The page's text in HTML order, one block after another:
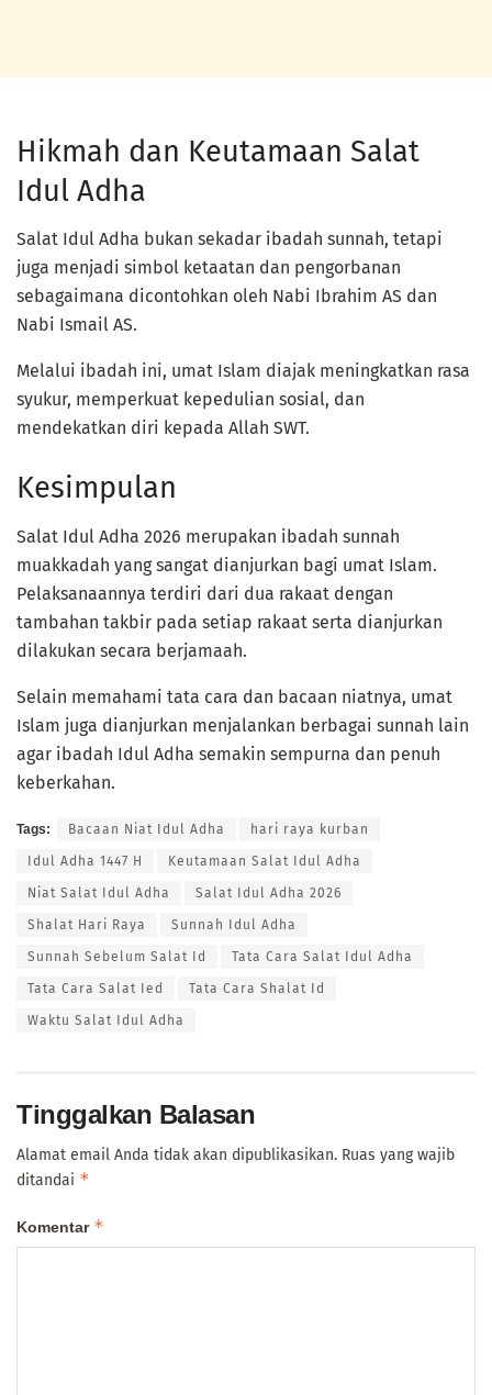
Hikmah dan Keutamaan Salat
Idul Adha
Salat Idul Adha bukan sekadar ibadah sunnah, tetapi
juga menjadi simbol ketaatan dan pengorbanan
sebagaimana dicontohkan oleh Nabi Ibrahim AS dan
Nabi Ismail AS.
Melalui ibadah ini, umat Islam diajak meningkatkan rasa
syukur, memperkuat kepedulian sosial, dan
mendekatkan diri kepada Allah SWT.
Kesimpulan
Salat Idul Adha 2026 merupakan ibadah sunnah
muakkadah yang sangat dianjurkan bagi umat Islam.
Pelaksanaannya terdiri dari dua rakaat dengan
tambahan takbir pada setiap rakaat serta dianjurkan
dilakukan secara berjamaah.
Selain memahami tata cara dan bacaan niatnya, umat
Islam juga dianjurkan menjalankan berbagai sunnah lain
agar ibadah Idul Adha semakin sempurna dan penuh
keberkahan.
Tags: Bacaan Niat Idul Adha hari raya kurban
Idul Adha 1447 H Keutamaan Salat Idul Adha
Niat Salat Idul Adha Salat Idul Adha 2026
Shalat Hari Raya Sunnah Idul Adha
Sunnah Sebelum Salat Id Tata Cara Salat Idul Adha
Tata Cara Salat Ied Tata Cara Shalat Id
Waktu Salat Idul Adha
Tinggalkan Balasan
Alamat email Anda tidak akan dipublikasikan. Ruas yang wajib
ditandai *
Komentar *